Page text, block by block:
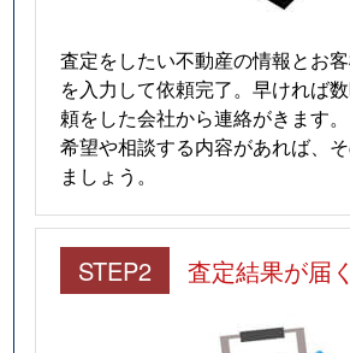
査定をしたい不動産の情報とお
を入力して依頼完了。早ければ
頼をした会社から連絡がきます。
希望や相談する内容があれば、
ましょう。
STEP2 査定結果が届く